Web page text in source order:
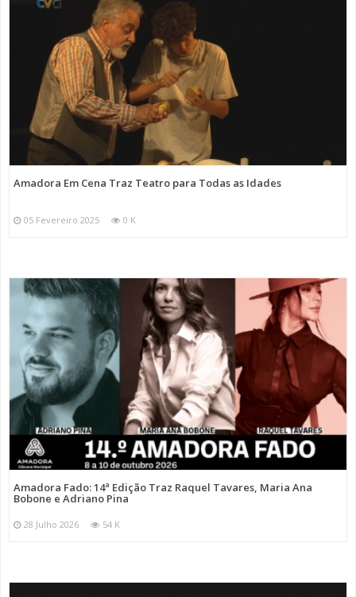
Amadora Em Cena Traz Teatro para Todas as Idades
05 Fevereiro 2025 0 K
Amadora Fado: 14ª Edição Traz Raquel Tavares, Maria Ana
Bobone e Adriano Pina
28 Julho 2026 54 K